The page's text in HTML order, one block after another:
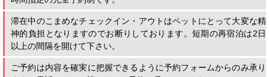
滞在中のこまめなチェックイン・アウトはペットにとって大変な精
神的負担となりますのでお断りしております。短期の再宿泊は2日
以上の間隔を開けて下さい。
ご予約は内容を確実に把握できるように予約フォームからのみ承り